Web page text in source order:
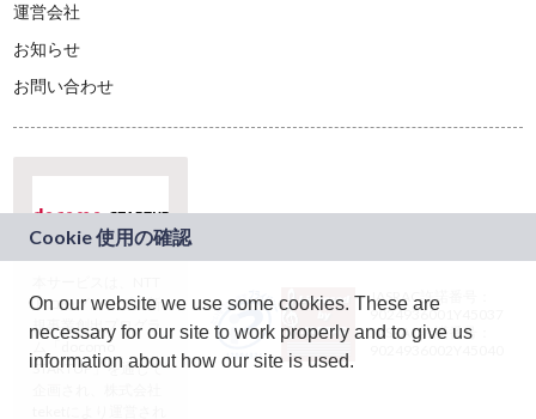
運営会社
お知らせ
お問い合わせ
ドコモグループの新
規事業創出プログラ
ム「docomo
STARTUP」を通じて
JASRAC許諾番号：
9024936001Y45037
JASRAC許諾番号：
On our website we use some cookies. These are
necessary for our site to work properly and to give us
information about how our site is used.